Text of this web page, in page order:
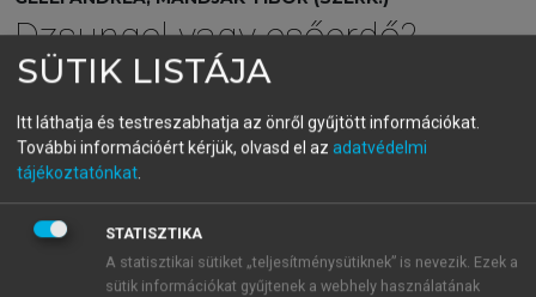
Dzsungel vagy esőerdő?
Az üzleti kapcsolatok hálózata
menu_book OLVASÁS
Interakció és térbeliség
SÜTIK LISTÁJA
Itt láthatja és testreszabhatja az önről gyűjtött információkat.
További információért kérjük, olvasd el az adatvédelmi
tájékoztatónkat.
STATISZTIKA
A statisztikai sütiket „teljesítménysütiknek” is nevezik. Ezek a
sütik információkat gyűjtenek a webhely használatának